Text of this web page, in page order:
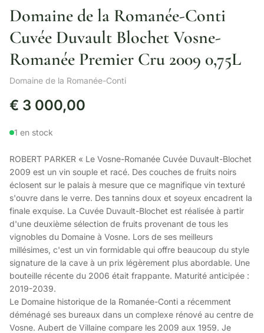
Domaine de la Romanée-Conti
Cuvée Duvault Blochet Vosne-
Romanée Premier Cru 2009 0,75L
Domaine de la Romanée-Conti
€ 3 000,00
1 en stock
ROBERT PARKER « Le Vosne-Romanée Cuvée Duvault-Blochet
2009 est un vin souple et racé. Des couches de fruits noirs
éclosent sur le palais à mesure que ce magnifique vin texturé
s'ouvre dans le verre. Des tannins doux et soyeux encadrent la
finale exquise. La Cuvée Duvault-Blochet est réalisée à partir
d'une deuxième sélection de fruits provenant de tous les
vignobles du Domaine à Vosne. Lors de ses meilleurs
millésimes, c'est un vin formidable qui offre beaucoup du style
signature de la cave à un prix légèrement plus abordable. Une
bouteille récente du 2006 était frappante. Maturité anticipée :
2019-2039.
Le Domaine historique de la Romanée-Conti a récemment
déménagé ses bureaux dans un complexe rénové au centre de
Vosne. Aubert de Villaine compare les 2009 aux 1959. Je